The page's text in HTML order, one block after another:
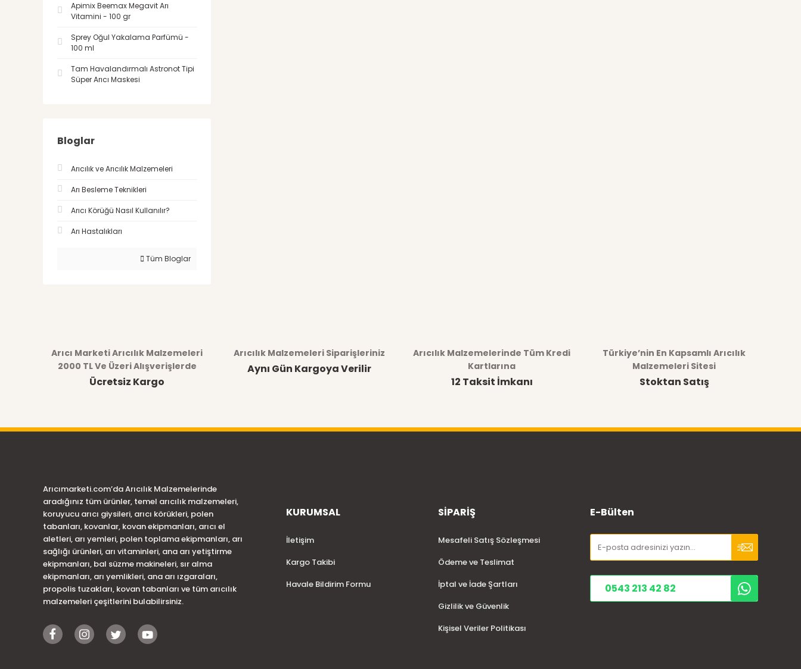
Apimix Beemax Megavit Arı
Vitamini - 100 gr
Sprey Oğul Yakalama Parfümü -
100 ml
Tam Havalandırmalı Astronot Tipi
Süper Arıcı Maskesi
Bloglar
Arıcılık ve Arıcılık Malzemeleri
Arı Besleme Teknikleri
Arıcı Körüğü Nasıl Kullanılır?
Arı Hastalıkları
Tüm Bloglar
Arıcı Marketi Arıcılık Malzemeleri
2000 TL Ve Üzeri Alışverişlerde
Ücretsiz Kargo
Arıcılık Malzemeleri Siparişleriniz
Aynı Gün Kargoya Verilir
Arıcılık Malzemelerinde Tüm Kredi
Kartlarına
12 Taksit İmkanı
Türkiye’nin En Kapsamlı Arıcılık
Malzemeleri Sitesi
Stoktan Satış
Arıcımarketi.com’da Arıcılık Malzemelerinde
aradığınız tüm ürünler, temel arıcılık malzemeleri,
koruyucu arıcı giysileri, arıcı körükleri, polen
tabanları, kovanlar, kovan ekipmanları, arıcı el
aletleri, arı yemleri, polen toplama ekipmanları, arı
sağlığı ürünleri, arı vitaminleri, ana arı yetiştirme
ekipmanları, bal süzme makineleri, sır alma
ekipmanları, arı yemlikleri, ana arı ızgaraları,
propolis tuzakları, kovan tabanları ve tüm arıcılık
malzemeleri çeşitlerini bulabilirsiniz.
KURUMSAL
İletişim
Kargo Takibi
Havale Bildirim Formu
SİPARİŞ
Mesafeli Satış Sözleşmesi
Ödeme ve Teslimat
İptal ve İade Şartları
Gizlilik ve Güvenlik
Kişisel Veriler Politikası
E-Bülten
0543 213 42 82